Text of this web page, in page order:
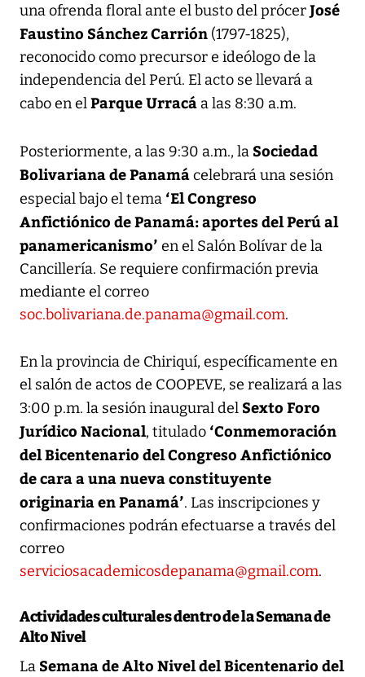
una ofrenda floral ante el busto del prócerJosé
Faustino Sánchez Carrión (1797-1825),
reconocido como precursor e ideólogo de la
independencia del Perú. El acto se llevará a
cabo en elParque Urracá a las 8:30 a.m.
Posteriormente, a las 9:30 a.m., la Sociedad
Bolivariana de Panamácelebrará una sesión
especial bajo el tema ‘El Congreso
Anfictiónico de Panamá: aportes del Perú al
panamericanismo’ en el Salón Bolívar de la
Cancillería. Se requiere confirmación previa
mediante el correo
soc.bolivariana.de.panama@gmail.com.
En la provincia de Chiriquí, específicamente en
el salón de actos de COOPEVE, se realizará a las
3:00 p.m. la sesión inaugural del Sexto Foro
Jurídico Nacional, titulado ‘Conmemoración
del Bicentenario del Congreso Anfictiónico
de cara a una nueva constituyente
originaria en Panamá’. Las inscripciones y
confirmaciones podrán efectuarse a través del
correo
serviciosacademicosdepanama@gmail.com.
Actividades culturales dentro de la Semana de
Alto Nivel
La Semana de Alto Nivel del Bicentenario del